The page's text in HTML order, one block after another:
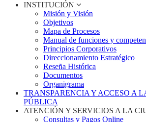
INSTITUCIÓN
Misión y Visión
Objetivos
Mapa de Procesos
Manual de funciones y
Principios Corporativos
Direccionamiento Estratégico
Reseña Histórica
Documentos
Organigrama
TRANSPARENCIA Y ACCESO A
PÚBLICA
ATENCIÓN Y SERVICIOS A LA
Consultas y Pagos Online